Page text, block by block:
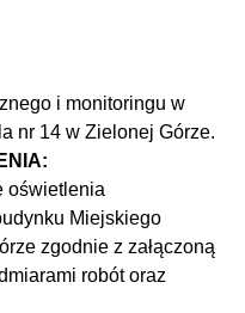
i monitoringu w
nr 14 w Zielonej Górze.
oświetlenia
Miejskiego
zgodnie z załączoną
robót oraz